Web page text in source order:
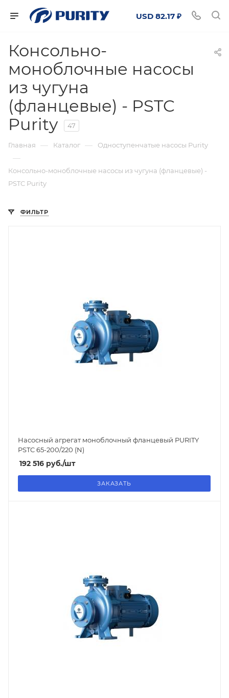
USD 82.17 ₽
Консольно-
моноблочные насосы
из чугуна
(фланцевые) - PSTC
Purity
47
Главная — Каталог — Одноступенчатые насосы Purity
—
Консольно-моноблочные насосы из чугуна (фланцевые) -
PSTC Purity
ФИЛЬТР
Насосный агрегат моноблочный фланцевый PURITY
PSTC 65-200/220 (N)
192 516 руб./шт
ЗАКАЗАТЬ